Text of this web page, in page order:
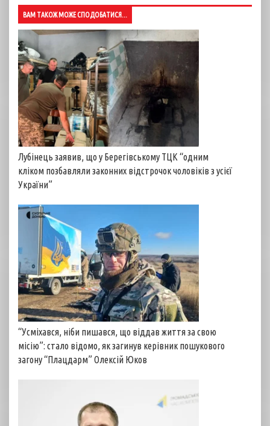
ВАМ ТАКОЖ МОЖЕ СПОДОБАТИСЯ...
Лубінець заявив, що у Берегівському ТЦК “одним
кліком позбавляли законних відстрочок чоловіків з усієї
України”
“Усміхався, ніби пишався, що віддав життя за свою
місію”: стало відомо, як загинув керівник пошукового
загону “Плацдарм” Олексій Юков